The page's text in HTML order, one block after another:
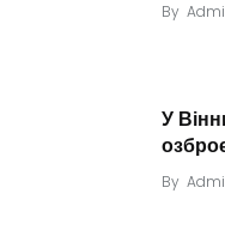
By
У
By